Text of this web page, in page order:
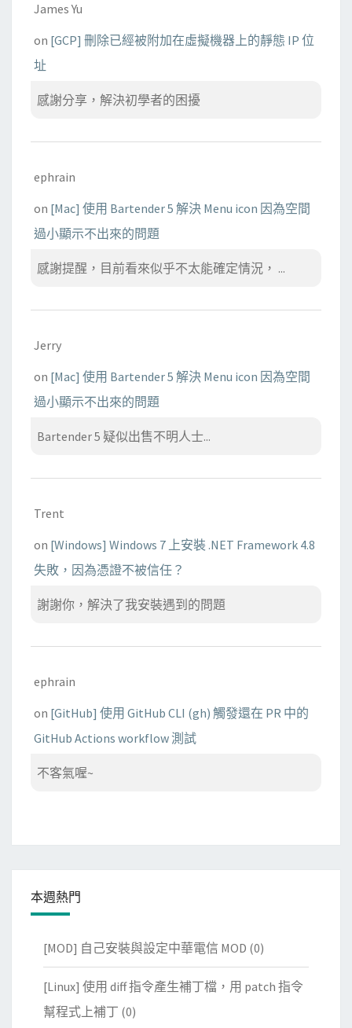
James Yu
on [GCP] 刪除已經被附加在虛擬機器上的靜態 IP 位
址
感謝分享，解決初學者的困擾
ephrain
on [Mac] 使用 Bartender 5 解決 Menu icon 因為空間
過小顯示不出來的問題
感謝提醒，目前看來似乎不太能確定情況， ...
Jerry
on [Mac] 使用 Bartender 5 解決 Menu icon 因為空間
過小顯示不出來的問題
Bartender 5 疑似出售不明人士...
Trent
on [Windows] Windows 7 上安裝 .NET Framework 4.8
失敗，因為憑證不被信任？
謝謝你，解決了我安裝遇到的問題
ephrain
on [GitHub] 使用 GitHub CLI (gh) 觸發還在 PR 中的
GitHub Actions workflow 測試
不客氣喔~
本週熱門
[MOD] 自己安裝與設定中華電信 MOD (0)
[Linux] 使用 diff 指令產生補丁檔，用 patch 指令
幫程式上補丁 (0)